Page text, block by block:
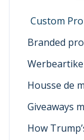
Custom
Branded
Housse de
Giveaways
How